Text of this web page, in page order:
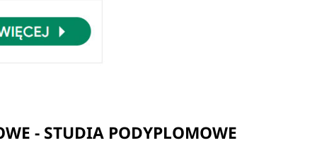
- STUDIA PODYPLOMOWE